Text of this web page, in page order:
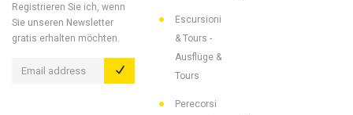
Registrieren Sie ich, wenn
Sie unseren Newsletter
gratis erhalten möchten.
Escursioni
& Tours -
Ausflüge &
Tours
Perecorsi